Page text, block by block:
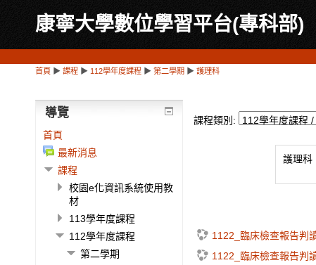
康寧大學數位學習平台(專科部)
首頁 ▶ 課程 ▶ 112學年度課程 ▶ 第二學期 ▶ 護理科
課程類別:
護理科
1122_臨床檢查報告判
1122_臨床檢查報告判
導覽
首頁
最新消息
課程
校園e化資訊系統使用教
材
113學年度課程
112學年度課程
第二學期